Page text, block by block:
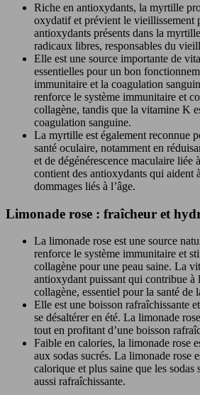
Riche en antioxydants, la myrtille
oxydatif et prévient le vieillissement
antioxydants présents dans la
radicaux libres, responsables du
Elle est une source importante de
essentielles pour un bon
immunitaire et la coagulation
renforce le système immunitaire et
collagène, tandis que la vitamine K
coagulation sanguine.
La myrtille est également reconnue
santé oculaire, notamment en
et de dégénérescence maculaire liée
contient des antioxydants qui aident
dommages liés à l’âge.
Limonade rose : fraîcheur et
La limonade rose est une source
renforce le système immunitaire et
collagène pour une peau saine. La
antioxydant puissant qui contribue à
collagène, essentiel pour la santé de
Elle est une boisson rafraîchissante
se désaltérer en été. La limonade
tout en profitant d’une boisson
Faible en calories, la limonade rose
aux sodas sucrés. La limonade rose
calorique et plus saine que les sodas
aussi rafraîchissante.